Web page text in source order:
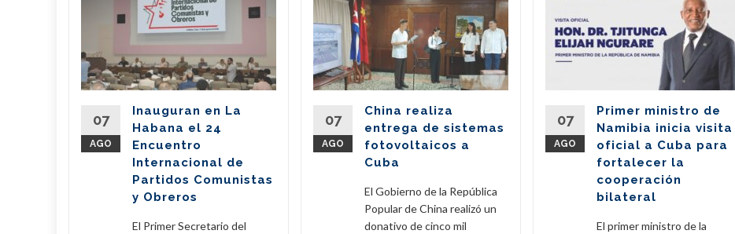
07
AGO
Inauguran en La
Habana el 24
Encuentro
Internacional de
Partidos Comunistas
y Obreros
El Primer Secretario del
07
AGO
China realiza
entrega de sistemas
fotovoltaicos a
Cuba
El Gobierno de la República
Popular de China realizó un
donativo de cinco mil
07
AGO
Primer ministro de
Namibia inicia visita
oficial a Cuba para
fortalecer la
cooperación
bilateral
El primer ministro de la